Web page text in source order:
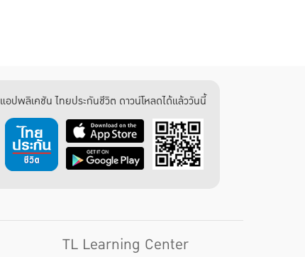
แอปพลิเคชัน ไทยประกันชีวิต ดาวน์โหลดได้แล้ววันนี้
TL Learning Center